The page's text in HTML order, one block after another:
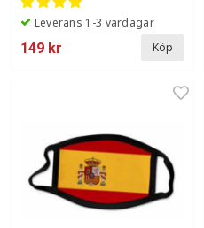
Leverans 1-3 vardagar
149 kr Köp